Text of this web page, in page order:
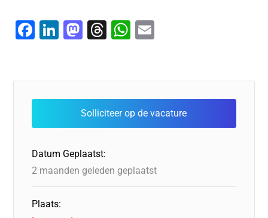
F
e
b
o
o
k
Li
e
dI
n
M
o
d
o
n
T
a
d
s
W
s
A
p
l
Datum Geplaatst:
2 maanden geleden geplaatst
Plaats: